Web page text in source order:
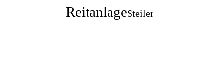
ReitanlageSteiler